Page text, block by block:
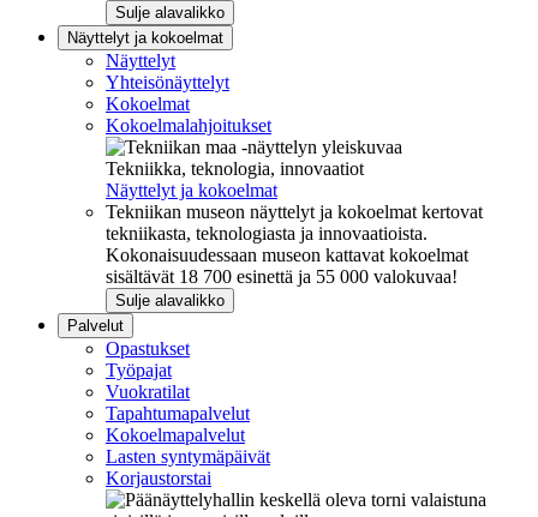
Sulje alavalikko
Näyttelyt ja kokoelmat
Näyttelyt
Yhteisönäyttelyt
Kokoelmat
Kokoelmalahjoitukset
Tekniikka, teknologia, innovaatiot
Näyttelyt ja kokoelmat
Tekniikan museon näyttelyt ja kokoelmat kertovat
tekniikasta, teknologiasta ja innovaatioista.
Kokonaisuudessaan museon kattavat kokoelmat
sisältävät 18 700 esinettä ja 55 000 valokuvaa!
Sulje alavalikko
Palvelut
Opastukset
Työpajat
Vuokratilat
Tapahtumapalvelut
Kokoelmapalvelut
Lasten syntymäpäivät
Korjaustorstai